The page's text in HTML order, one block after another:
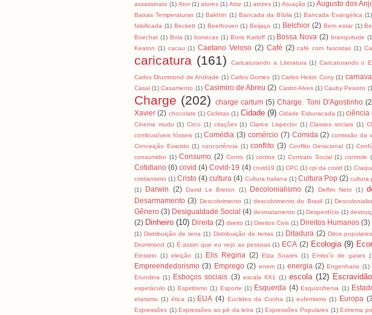
assassinato (1) Ator (1) atores (1) Atriz (1) atrizes (1) Atuação (1) Augusto dos
Baixas Temperaturas (1) Bakhtin (1) Bancada da Bíblia (1) Bancada Evangélica (1)
falsificada (1) Beckett (1) Beethoven (1) Beijaço (1) Belchior (2) Bem estar (1)
Boechat (1) Bola (1) bonecas (1) Boris Karloff (1) Bossa Nova (2) branquitude
Keaton (1) cacau (1) Caetano Veloso (2) Café (2) café com fascistas (1)
caricatura (161) Caricaturando a Literatura (1) Caricaturando o
Carlos Drummond de Andrade (1) Carlos Gomes (1) Carlos Heitor Cony (1)
Casal (1) Casamento (1) Casimiro de Abreu (2) Castro Alves (1) Cauby Peixoto
Charge (202) charge cartum (5) Charge. Toni D'Agostinho
Xavier (2) chocolate (1) Ciclistas (1) Cidade (9) Cidade Esburacada (1) ciência
Cinema mudo (1) Circo (1) citações (1) Clarice Lispector (1) Classes sociais (1)
combustíveis fósseis (1) Comédia (3) comércio (7) Comida (2) comissão da
Conceição Evaristo (1) concorrência (1) conflito (3) Conflito Geracional (1)
consumidor (1) Consumo (2) Conto (1) contos (1) Contrato Social (1) controle
Cotidiano (6) covid (4) Covid-19 (4) covid19 (1) CPC (1) cpi da covid (1)
cristianismo (1) Cristo (4) cultura (4) Cultura Italiana (1) Cultura Pop (2) cultura
(1)
Darwin (2) David Le Breton (1) Decolonialismo (2) Delfim Neto (1)
Desarmamento (3) Descobrimento (1) descobrimento do Brasil (1)
Gênero (3) Desigualdade Social (4) desmatamento (1) Desperdício (1)
(2) Dinheiro (10) Direita (2) direito (1) Direitos Civis (1) Direitos Humanos (3)
(1) Distribuição de terra (1) Distribuição de terras (1) Ditadura (2) Ditos populares
Drummond (1) É assim que eu vejo as pessoas (1) ECA (2) Ecologia (9)
Einstein
(1) eleição (1) Elis Regina (2) Elza Soares (1) Emiss˜o de gases
Empreendedorismo (3) Emprego (2) enem (1) energia (2) Engenharia (1)
Erundina (1) Esboços sociais (3) escala 6X1 (1) escola (12) Escravidão
espetáculo (1) Espiritismo (1) Esporte (1) Esquerda (4) Esquizofrenia (1)
etarismo (1) ética (1) EUA (4) Euclides da Cunha (1) eufemismo (1) Europa
Expressões (1) Expressões ao pé da letra (1) Expressões Populares (1) Extrema